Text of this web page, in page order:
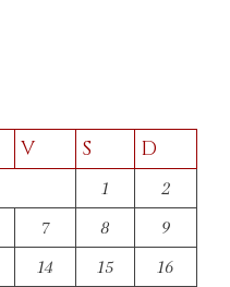
V S D
1
2
7 8
9
14 15
16